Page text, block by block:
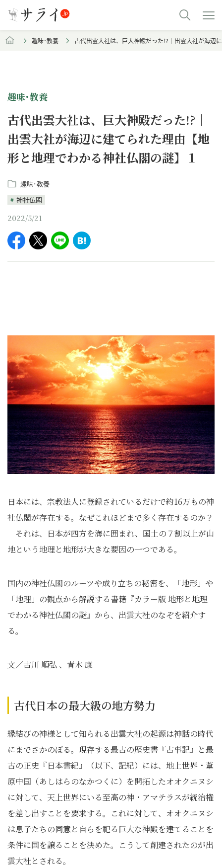
趣味･教養 古代出雲大社は、巨大神殿だった!?｜出雲大社が海辺
趣味･教養
古代出雲大社は、巨大神殿だった!?｜
出雲大社が海辺に建てられた理由【地
形と地理でわかる神社仏閣の謎】１
趣味･教養
神社仏閣
2022/5/21
日本には、宗教法人に登録されているだけで約16万もの神
社仏閣が存在する。なぜこれほどまで多く存在するのか？
それは、日本が四方を海に囲まれ、国土の７割以上が山
地という地理と地形が大きな要因の一つである。
国内の神社仏閣のルーツや成り立ちの秘密を、「地形」や
「地理」の観点から解説する書籍『カラー版 地形と地理
でわかる神社仏閣の謎』から、出雲大社のなぞを紹介す
る。
文／古川 順弘 、青木 康
古代日本の最大級の地方勢力
縁結びの神様として知られる出雲大社の起源は神話の時代
にまでさかのぼる。現存する最古の歴史書『古事記』と最
古の正史『日本書紀』（以下、記紀）には、地上世界・葦
原中国（あしはらのなかつくに）を開拓したオオクニヌシ
に対して、天上世界にいる至高の神・アマテラスが統治権
を差し出すことを要求する。これに対して、オオクニヌシ
は息子たちの同意と自らを祀る巨大な神殿を建てることを
条件に国を譲ることを決めた。こうして創建されたのが出
雲大社とされる。